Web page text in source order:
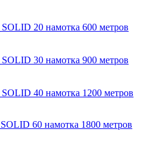
SOLID 20 намотка 600 метров
SOLID 30 намотка 900 метров
SOLID 40 намотка 1200 метров
SOLID 60 намотка 1800 метров